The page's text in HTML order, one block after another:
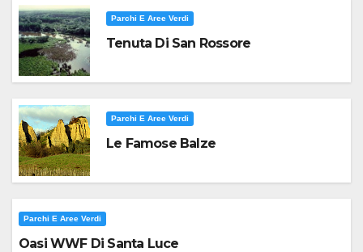
Parchi E Aree Verdi
Tenuta Di San Rossore
Parchi E Aree Verdi
Le Famose Balze
Parchi E Aree Verdi
Oasi WWF Di Santa Luce